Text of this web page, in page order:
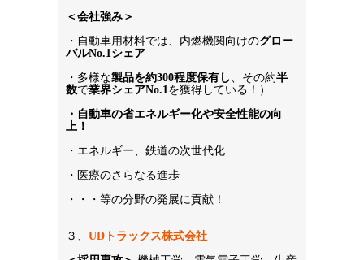
＜会社強み＞
・自動車用材料では、内燃機関向けのグロー
バルNo.1シェア
・多様な製品を約300程度保有し、その約半
数で業界シェアNo.1を獲得している！）
・自動車の省エネルギー化や安全性能の向
上！
・エネルギー、鉄道の次世代化
・医療のさらなる進歩
・・・等の分野の発展に貢献！
３、 UDトラックス株式会社